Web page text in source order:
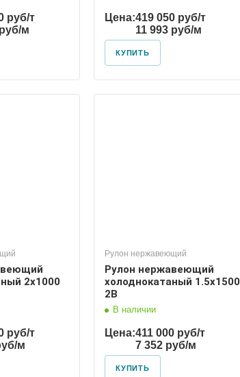
руб/т
м
Цена:419 050 руб/т
11 993 руб/м
КУПИТЬ
2х1000
руб/т
м
Рулон нержавеющий
Рулон нержавеющий
холоднокатаный 1.5х1500
2В
В наличии
Цена:411 000 руб/т
7 352 руб/м
КУПИТЬ